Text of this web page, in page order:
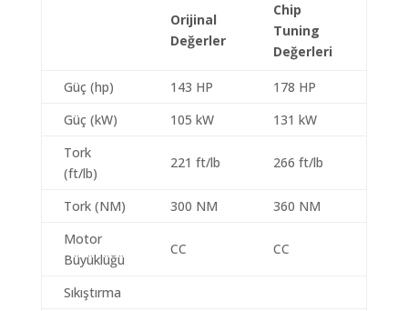
Orijinal
Değerler
Chip
Tuning
Değerleri
Güç (hp) 143 HP
178 HP
Güç (kW)
105 kW
131 kW
Tork
(ft/lb)
221 ft/lb 266 ft/lb
Tork (NM) 300 NM
360 NM
Motor
Büyüklüğü
CC CC
Sıkıştırma